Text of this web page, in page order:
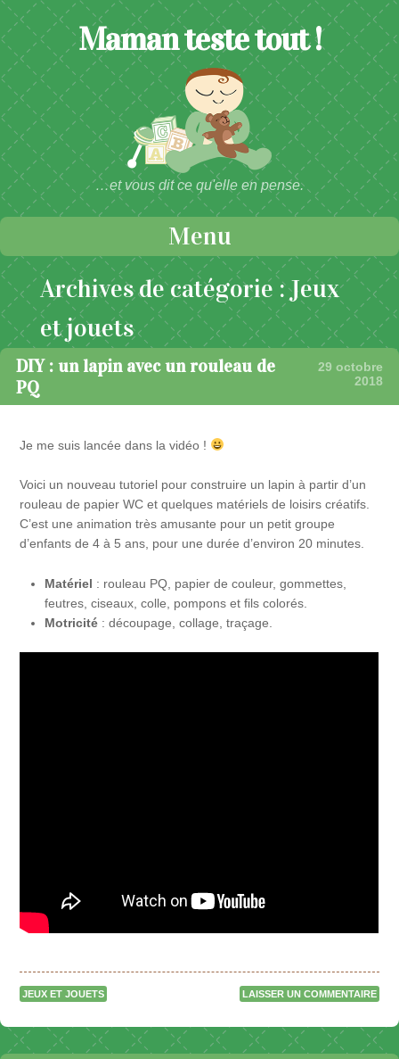
Maman teste tout !
…et vous dit ce qu'elle en pense.
Menu
Passer au contenu
Archives de catégorie :Jeux
et jouets
DIY : un lapin avec un rouleau de
PQ
29 octobre
2018
Je me suis lancée dans la vidéo !
Voici un nouveau tutoriel pour construire un lapin à partir d’un
rouleau de papier WC et quelques matériels de loisirs créatifs.
C’est une animation très amusante pour un petit groupe
d’enfants de 4 à 5 ans, pour une durée d’environ 20 minutes.
Matériel : rouleau PQ, papier de couleur, gommettes,
feutres, ciseaux, colle, pompons et fils colorés.
Motricité : découpage, collage, traçage.
JEUX ET JOUETS LAISSER UN COMMENTAIRE